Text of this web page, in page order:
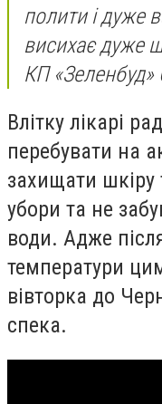
полити і дуже
висихає дуже
КП «Зеленбуд»
Влітку лікарі
перебувати на
захищати шкіру
убори та не
води. Адже
температури
вівторка до
спека.